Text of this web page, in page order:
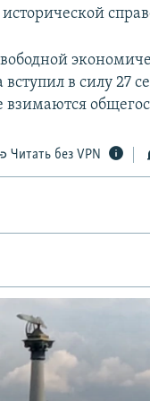
в силу 27
Читать без VPN